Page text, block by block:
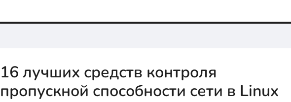
16 лучших средств контроля
пропускной способности сети в Linux